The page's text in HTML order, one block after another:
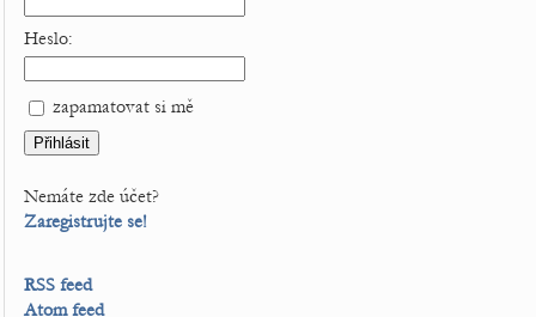
Heslo:
zapamatovat si mě
Nemáte zde účet?
Zaregistrujte se!
RSS feed
Atom feed